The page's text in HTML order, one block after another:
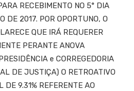
RECEBIMENTO NO 5° DIA
DE 2017. POR OPORTUNO, O
QUE IRÁ REQUERER
PERANTE ANOVA
e CORREGEDORIA
DE JUSTIÇA) O RETROATIVO
DE 9.31% REFERENTE AO